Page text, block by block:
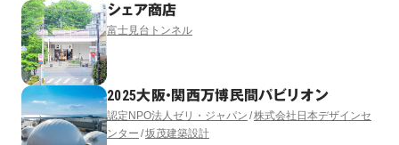
シェア商店
富士見台トンネル
2025大阪・関西万博民間パビリオン
認定NPO法人ゼリ・ジャパン 株式会社日本デザインセ
ンター 坂茂建築設計